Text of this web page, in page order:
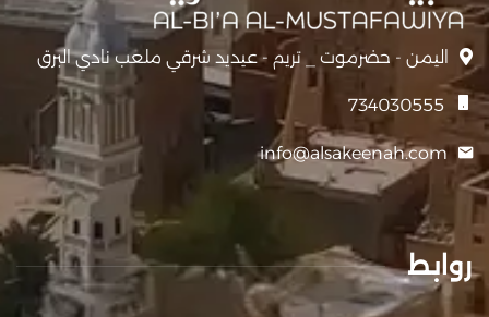
اليمن - حضرموت _ تريم - عيديد شرقي ملعب نادي البرق
734030555
info@alsakeenah.com
روابط